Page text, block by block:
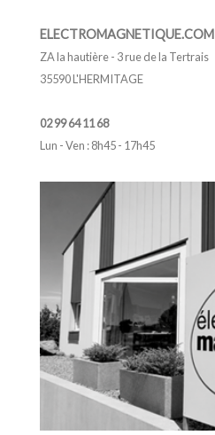
ELECTROMAGNETIQUE.COM
ZA la hautière - 3 rue de la Tertrais
35590 L'HERMITAGE
02 99 64 11 68
Lun - Ven : 8h45 - 17h45